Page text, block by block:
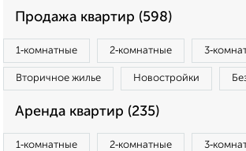
Продажа квартир (598)
1‑комнатные 2‑комнатные
Вторичное жилье Новостройки
Аренда квартир (235)
1‑комнатные 2‑комнатные